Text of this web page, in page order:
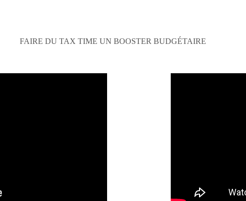
FAIRE DU TAX TIME UN BOOSTER BUDGÉTAIRE